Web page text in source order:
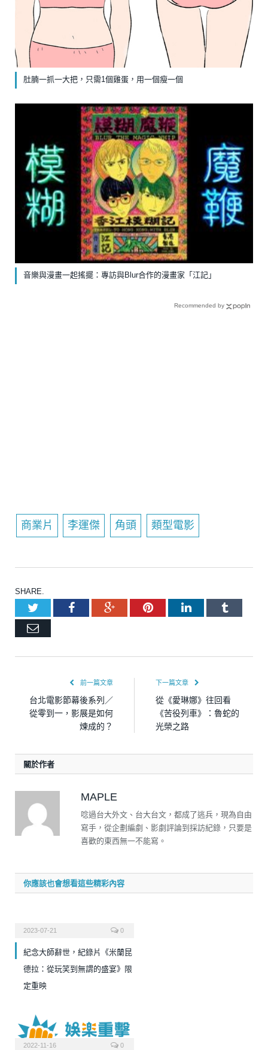
肚腩一抓一大把，只需1個雞蛋，用一個瘦一個
音樂與漫畫一起搖擺：專訪與Blur合作的漫畫家「江記」
Recommended by
商業片 李運傑 角頭 類型電影
SHARE.
TwitterFacebookGoogle+PinterestLinkedInTumblr
Email
前一篇文章
台北電影節幕後系列／
從零到一，影展是如何
煉成的？
下一篇文章
從《愛琳娜》往回看
《苦役列車》：魯蛇的
光榮之路
關於作者
MAPLE
唸過台大外文、台大台文，都成了逃兵，現為自由
寫手，從企劃編劇、影劇評論到採訪紀錄，只要是
喜歡的東西無一不能寫。
你應該也會想看這些精彩內容
2023-07-21 0
紀念大師辭世，紀錄片《米蘭昆
德拉：從玩笑到無謂的盛宴》限
定重映
2022-11-16 0